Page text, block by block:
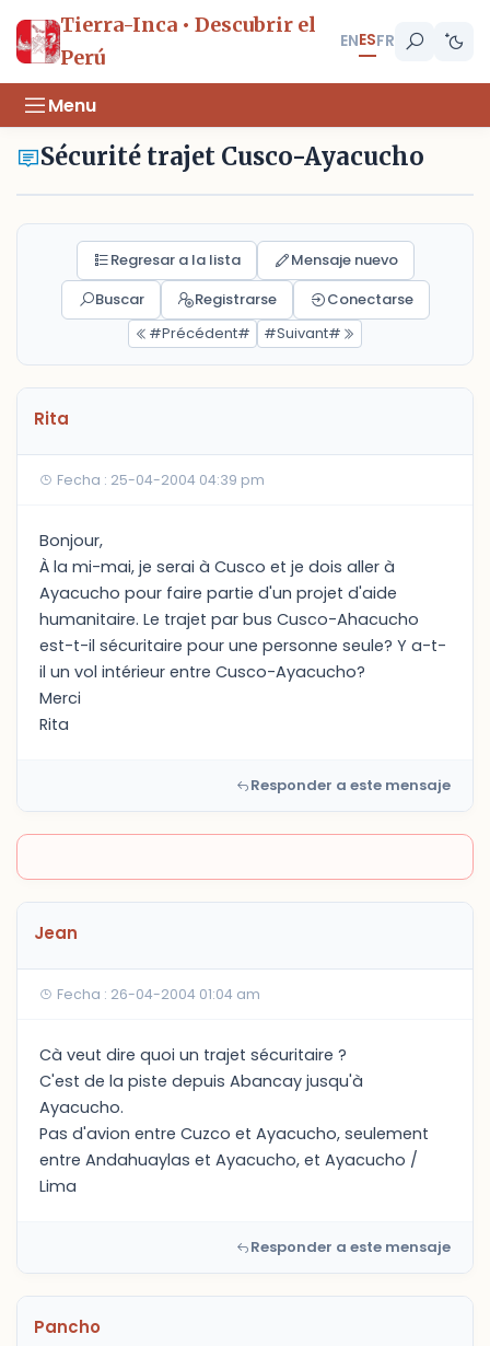
Tierra-Inca • Descubrir el
Perú
ENESFR
Menu
Sécurité trajet Cusco-Ayacucho
Regresar a la lista
Mensaje nuevo
Buscar
Registrarse
Conectarse
#Précédent#
#Suivant#
Rita
Fecha : 25-04-2004 04:39 pm
Bonjour,
À la mi-mai, je serai à Cusco et je dois aller à
Ayacucho pour faire partie d'un projet d'aide
humanitaire. Le trajet par bus Cusco-Ahacucho
est-t-il sécuritaire pour une personne seule? Y a-t-
il un vol intérieur entre Cusco-Ayacucho?
Merci
Rita
Responder a este mensaje
Jean
Fecha : 26-04-2004 01:04 am
Cà veut dire quoi un trajet sécuritaire ?
C'est de la piste depuis Abancay jusqu'à
Ayacucho.
Pas d'avion entre Cuzco et Ayacucho, seulement
entre Andahuaylas et Ayacucho, et Ayacucho /
Lima
Responder a este mensaje
Pancho